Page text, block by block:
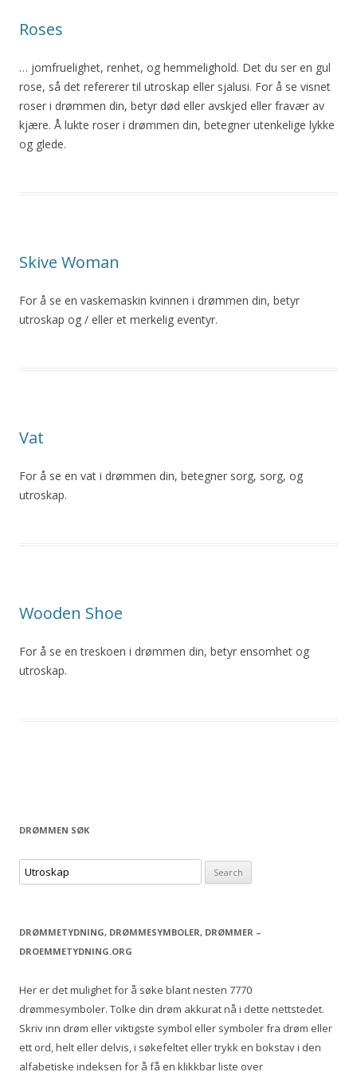
Roses
… jomfruelighet, renhet, og hemmelighold. Det du ser en gul
rose, så det refererer til utroskap eller sjalusi. For å se visnet
roser i drømmen din, betyr død eller avskjed eller fravær av
kjære. Å lukte roser i drømmen din, betegner utenkelige lykke
og glede.
Skive Woman
For å se en vaskemaskin kvinnen i drømmen din, betyr
utroskap og / eller et merkelig eventyr.
Vat
For å se en vat i drømmen din, betegner sorg, sorg, og
utroskap.
Wooden Shoe
For å se en treskoen i drømmen din, betyr ensomhet og
utroskap.
DRØMMEN SØK
S
e
r
c
f
o
r
DRØMMETYDNING, DRØMMESYMBOLER, DRØMMER –
DROEMMETYDNING.ORG
Her er det mulighet for å søke blant nesten 7770
drømmesymboler. Tolke din drøm akkurat nå i dette nettstedet.
Skriv inn drøm eller viktigste symbol eller symboler fra drøm eller
ett ord, helt eller delvis, i søkefeltet eller trykk en bokstav i den
alfabetiske indeksen for å få en klikkbar liste over